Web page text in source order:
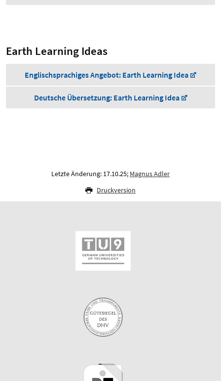
Earth Learning Ideas
Englischsprachiges Angebot: Earth Learning Idea
Deutsche Übersetzung: Earth Learning Idea
Letzte Änderung: 17.10.25; Magnus Adler
Druckversion